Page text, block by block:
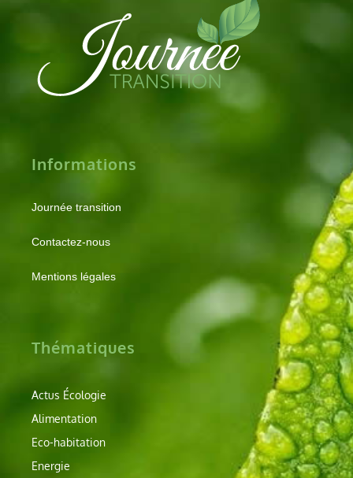
Informations
Journée transition
Contactez-nous
Mentions légales
Thématiques
Actus Écologie
Alimentation
Eco-habitation
Energie